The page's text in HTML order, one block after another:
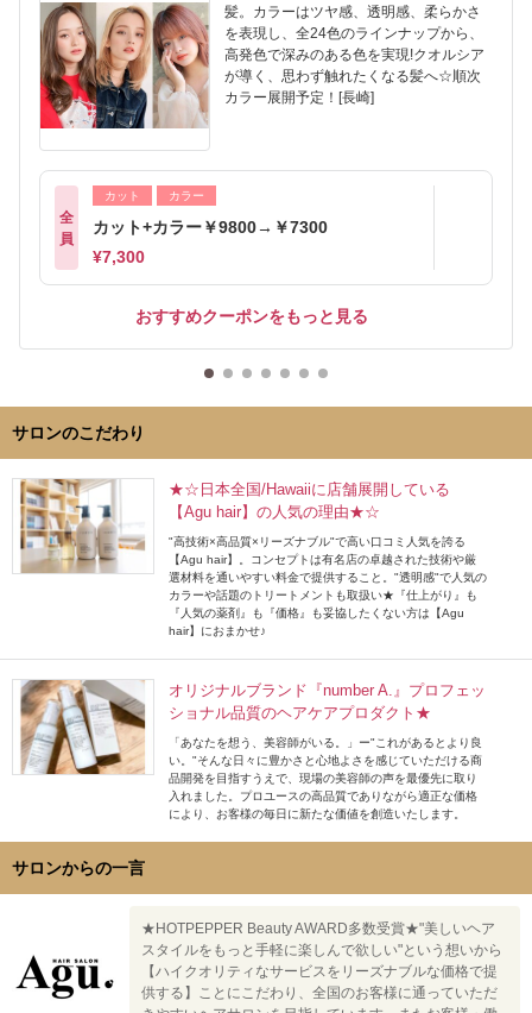
髪。カラーはツヤ感、透明感、柔らかさ
を表現し、全24色のラインナップから、
高発色で深みのある色を実現!クオルシア
が導く、思わず触れたくなる髪へ☆順次
カラー展開予定！[長崎]
全
員
カット カラー
カット+カラー￥9800→￥7300
¥7,300
おすすめクーポンをもっと見る
サロンのこだわり
★☆日本全国/Hawaiiに店舗展開している
【Agu hair】の人気の理由★☆
"高技術×高品質×リーズナブル"で高い口コミ人気を誇る
【Agu hair】。コンセプトは有名店の卓越された技術や厳
選材料を通いやすい料金で提供すること。"透明感"で人気の
カラーや話題のトリートメントも取扱い★『仕上がり』も
『人気の薬剤』も『価格』も妥協したくない方は【Agu
hair】におまかせ♪
オリジナルブランド『number A.』プロフェッ
ショナル品質のヘアケアプロダクト★
「あなたを想う、美容師がいる。」ー"これがあるとより良
い。"そんな日々に豊かさと心地よさを感じていただける商
品開発を目指すうえで、現場の美容師の声を最優先に取り
入れました。プロユースの高品質でありながら適正な価格
により、お客様の毎日に新たな価値を創造いたします。
サロンからの一言
★HOTPEPPER Beauty AWARD多数受賞★"美しいヘア
スタイルをもっと手軽に楽しんで欲しい"という想いから
【ハイクオリティなサービスをリーズナブルな価格で提
供する】ことにこだわり、全国のお客様に通っていただ